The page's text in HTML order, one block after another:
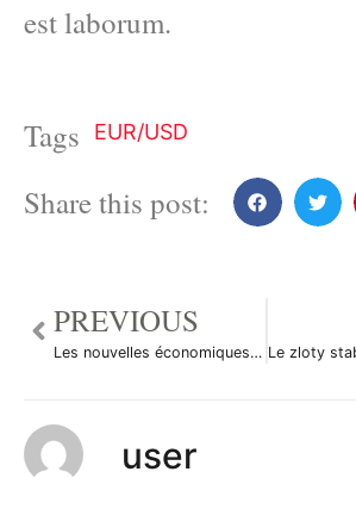
est laborum.
Tags EUR/USD
Share this post:
PREVIOUS
Les nouvelles économiques du 23 décembre 2010
user